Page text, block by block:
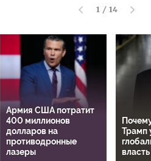
1 / 14
Армия США потратит
400 миллионов
долларов на
противодронные
лазеры
Трамп
власть